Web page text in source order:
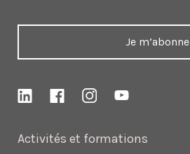
Activités et formations
Je m’abonne